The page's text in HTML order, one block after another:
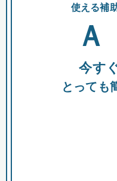
全国の検索結果を
助成金
使える補
Ａ
今す
とっても